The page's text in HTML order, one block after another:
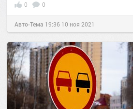
0 0
Авто-Тема 19:36 10 ноя 2021